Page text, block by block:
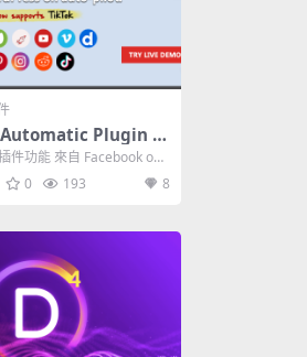
Plugin 3.
件功能 來自 Facebook og:i
0 193 8